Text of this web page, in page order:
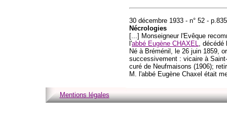
30 décembre 1933 - n° 52 - p.835
Nécrologies
[...] Monseigneur l'Evêque
l'abbé Eugène CHAXEL, décédé
Né à Bréménil, le 26 juin 1859,
successivement : vicaire à
curé de Neufmaisons (1906);
M. l'abbé Eugène Chaxel était
Mentions légales